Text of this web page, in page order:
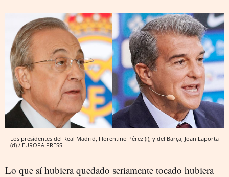
Los presidentes del Real Madrid, Florentino Pérez (i), y del Barça, Joan Laporta
(d) / EUROPA PRESS
Lo que sí hubiera quedado seriamente tocado hubiera